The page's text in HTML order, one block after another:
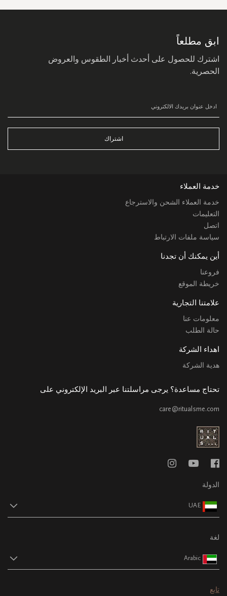
ابق مطلعاً
اشترك للحصول على أحدث أخبار الطقوس والعروض
الحصرية.
اشتراك
خدمة العملاء
خدمة العملاء الشحن والاسترجاع
التعليمات
اتصل
سياسة ملفات الارتباط
أين يمكنك أن تجدنا
فروعنا
خريطة الموقع
علامتنا التجارية
معلومات عنا
حالة الطلب
اهداء الشركة
هدية الشركة
تحتاج مساعدة؟ يرجى مراسلتنا عبر البريد الإلكتروني على
care@ritualsme.com
الدولة
UAE
لغة
Arabic
تابع